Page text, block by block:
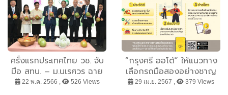
ครั้งแรกประเทศไทย วช. จับ
มือ สทน. – ม.นเรศวร ฉาย
รังสีส้มโอสำเร็จส่งออก
22 พ.ค. 2566 , 526 Views
“กรุงศรี ออโต้” ให้แนวทาง
เลือกรถมือสองอย่างชาญ
ฉลาด ต้อง “ประวัติดี-ซ่อม
29 เม.ย. 2567 , 379 Views